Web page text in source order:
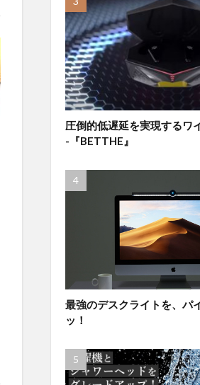
圧倒的低遅延を実現するワ
-『BETTHE』
最強のデスクライトを、パ
ッ！